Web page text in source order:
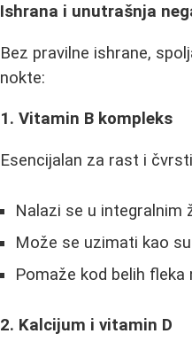
Ishrana i unutrašnja
Bez pravilne ishrane,
nokte:
1. Vitamin B kompleks
Esencijalan za rast i
Nalazi se u integralnim
Može se uzimati kao
Pomaže kod belih fleka
2. Kalcijum i vitamin D